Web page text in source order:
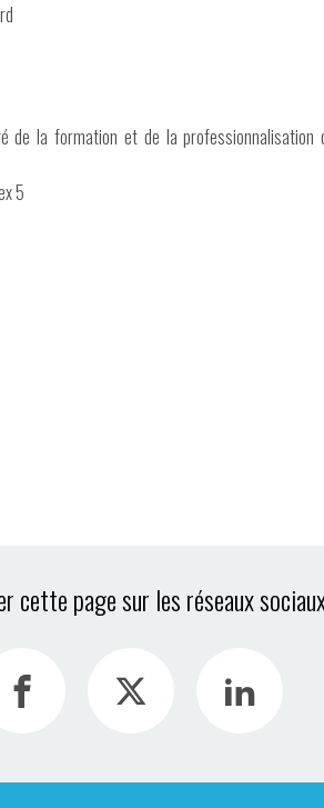
de la formation et de la professionnalisation
5
cette page sur les réseaux